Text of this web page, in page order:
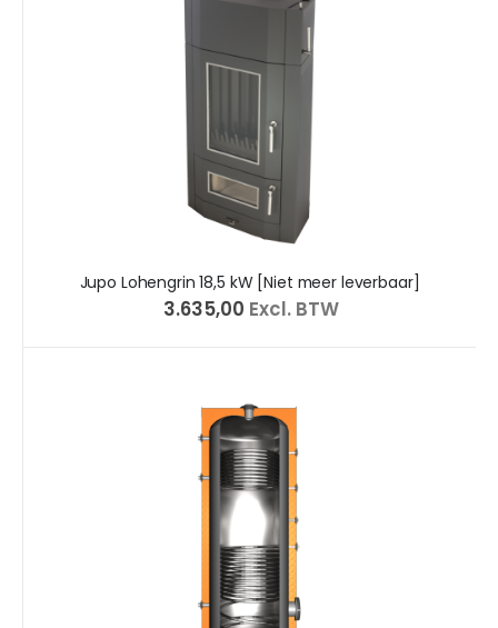
Jupo Lohengrin 18,5 kW [Niet meer leverbaar]
€ 3.635,00 Excl. BTW